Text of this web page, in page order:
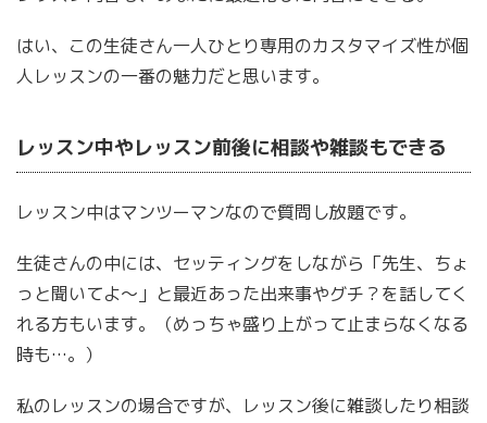
はい、この生徒さん一人ひとり専用のカスタマイズ性が個
人レッスンの一番の魅力だと思います。
レッスン中やレッスン前後に相談や雑談もできる
レッスン中はマンツーマンなので質問し放題です。
生徒さんの中には、セッティングをしながら「先生、ちょ
っと聞いてよ〜」と最近あった出来事やグチ？を話してく
れる方もいます。（めっちゃ盛り上がって止まらなくなる
時も…。）
私のレッスンの場合ですが、レッスン後に雑談したり相談